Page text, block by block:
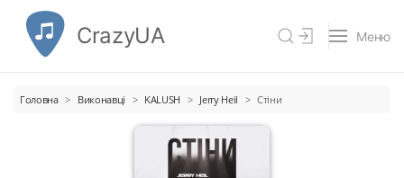
CrazyUA Меню
Головна Виконавці KALUSH Jerry Heil Стіни